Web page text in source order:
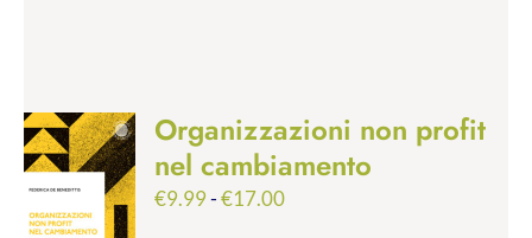
Organizzazioni non profit
nel cambiamento
€9.99-€17.00Fascia